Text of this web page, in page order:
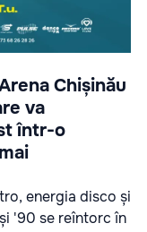
Chișinău
va
într-o
energia disco și
'90 se reîntorc în